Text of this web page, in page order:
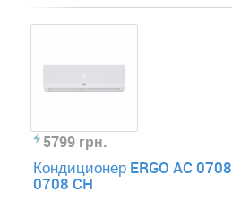
5799 грн.
Кондиционер ERGO AC
0708 CH